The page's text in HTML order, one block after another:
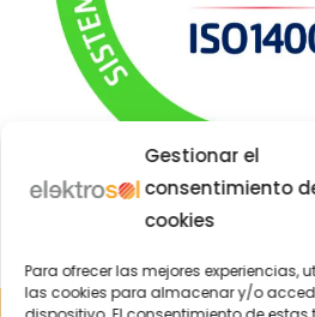
Gestionar el
consentimiento
cookies
Para ofrecer las mejores
las cookies para almacenar y/o
Aviso Legal |Política de Privacidad|